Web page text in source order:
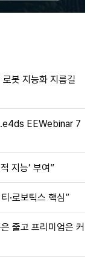
로봇 지능화 지름길
EEWebinar 7
지능’ 부여”
·로보틱스 핵심”
줄고 프리미엄은 커